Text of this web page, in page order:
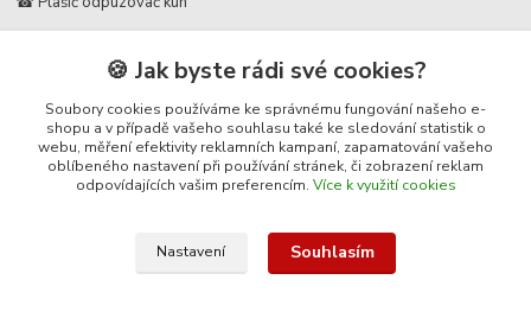
🛡️ Zákaznická podpora
📞 728 007 997
⏰ Po-Pá | 7:00 - 13:30 |
info@repulse.cz
🍪 Jak byste rádi své cookies?
Soubory cookies používáme ke správnému fungování našeho e-
shopu a v případě vašeho souhlasu také ke sledování statistik o
webu, měření efektivity reklamních kampaní, zapamatování vašeho
oblíbeného nastavení při používání stránek, či zobrazení reklam
odpovídajících vašim preferencím. Více k využití cookies
Nastavení Souhlasím